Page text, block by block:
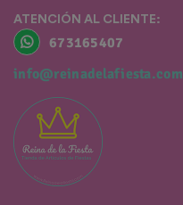
ATENCIÓN AL CLIENTE:
673165407
info@reinadelafiesta.com